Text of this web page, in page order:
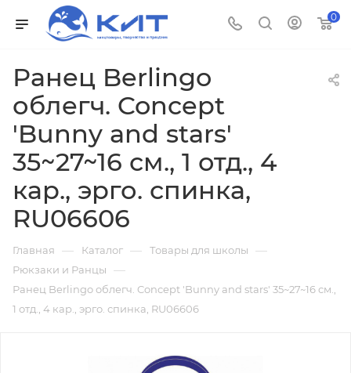
0
Ранец Berlingo
облегч. Concept
'Bunny and stars'
35~27~16 см., 1 отд., 4
кар., эрго. спинка,
RU06606
Главная — Каталог — Товары для школы —
Рюкзаки и Ранцы —
Ранец Berlingo облегч. Concept 'Bunny and stars' 35~27~16 см.,
1 отд., 4 кар., эрго. спинка, RU06606